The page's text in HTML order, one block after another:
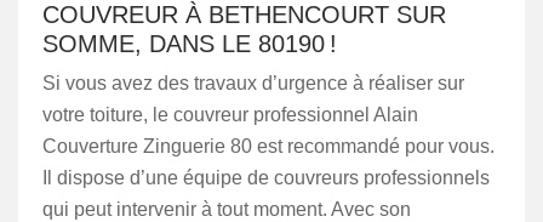
COUVREUR À BETHENCOURT SUR
SOMME, DANS LE 80190 !
Si vous avez des travaux d’urgence à réaliser sur
votre toiture, le couvreur professionnel Alain
Couverture Zinguerie 80 est recommandé pour vous.
Il dispose d’une équipe de couvreurs professionnels
qui peut intervenir à tout moment. Avec son